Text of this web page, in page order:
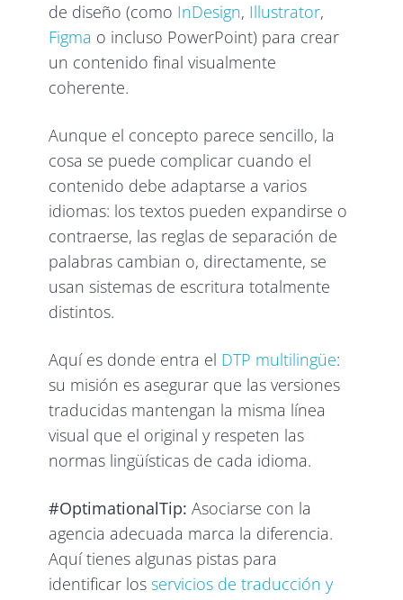
de diseño (como InDesign, Illustrator,
Figma o incluso PowerPoint) para crear
un contenido final visualmente
coherente.
Aunque el concepto parece sencillo, la
cosa se puede complicar cuando el
contenido debe adaptarse a varios
idiomas: los textos pueden expandirse o
contraerse, las reglas de separación de
palabras cambian o, directamente, se
usan sistemas de escritura totalmente
distintos.
Aquí es donde entra el DTP multilingüe:
su misión es asegurar que las versiones
traducidas mantengan la misma línea
visual que el original y respeten las
normas lingüísticas de cada idioma.
#OptimationalTip: Asociarse con la
agencia adecuada marca la diferencia.
Aquí tienes algunas pistas para
identificar los servicios de traducción y